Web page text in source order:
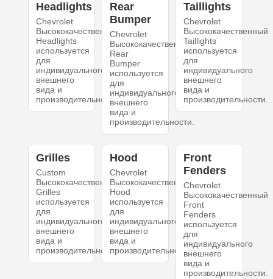
Headlights
Chevrolet
Высококачественный
Headlights
используется
для
индивидуального
внешнего
вида и
производительности.
Rear
Bumper
Chevrolet
Высококачественный
Rear
Bumper
используется
для
индивидуального
внешнего
вида и
производительности.
Taillights
Chevrolet
Высококачественный
Taillights
используется
для
индивидуального
внешнего
вида и
производительности.
Grilles
Custom
Высококачественный
Grilles
используется
для
индивидуального
внешнего
вида и
производительности.
Hood
Chevrolet
Высококачественный
Hood
используется
для
индивидуального
внешнего
вида и
производительности.
Front
Fenders
Chevrolet
Высококачественный
Front
Fenders
используется
для
индивидуального
внешнего
вида и
производительности.